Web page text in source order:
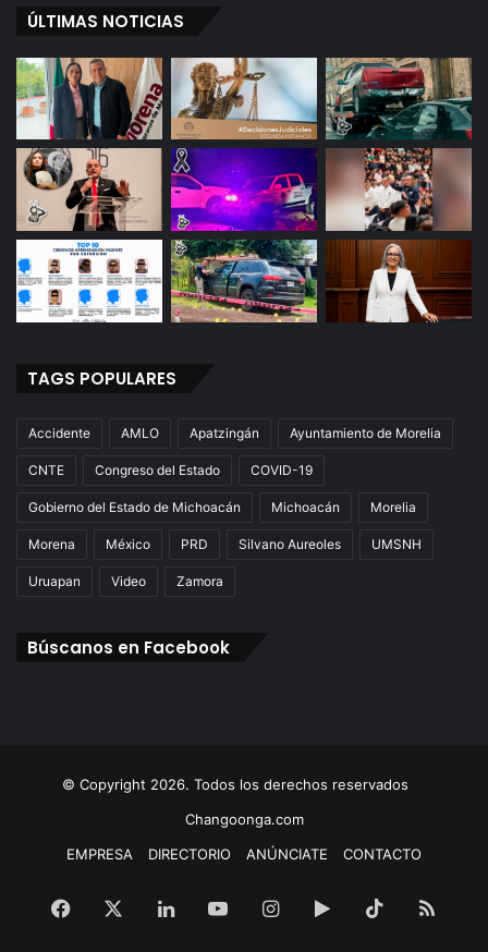
ÚLTIMAS NOTICIAS
TAGS POPULARES
Accidente AMLO Apatzingán Ayuntamiento de Morelia
CNTE Congreso del Estado COVID-19
Gobierno del Estado de Michoacán Michoacán Morelia
Morena México PRD Silvano Aureoles UMSNH
Uruapan Video Zamora
Búscanos en Facebook
© Copyright 2026. Todos los derechos reservados
Changoonga.com
EMPRESA
DIRECTORIO ANÚNCIATE CONTACTO
Facebook LinkedInYouTubeInstagram
Google TikTokRSS